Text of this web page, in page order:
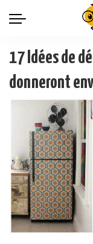
17 Idées de
donneront